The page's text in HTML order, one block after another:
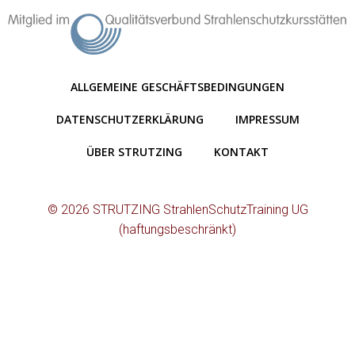
ALLGEMEINE GESCHÄFTSBEDINGUNGEN
DATENSCHUTZERKLÄRUNG IMPRESSUM
ÜBER STRUTZING KONTAKT
© 2026 STRUTZING StrahlenSchutzTraining UG
(haftungsbeschränkt)